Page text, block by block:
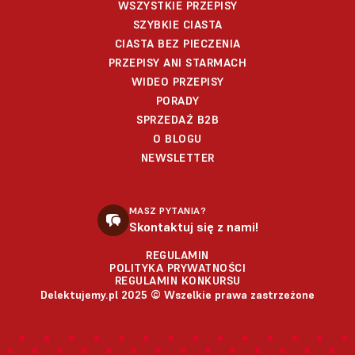
WSZYSTKIE PRZEPISY
SZYBKIE CIASTA
CIASTA BEZ PIECZENIA
PRZEPISY ANI STARMACH
WIDEO PRZEPISY
PORADY
SPRZEDAŻ B2B
O BLOGU
NEWSLETTER
MASZ PYTANIA?
Skontaktuj się z nami!
REGULAMIN
POLITYKA PRYWATNOŚCI
REGULAMIN KONKURSU
Delektujemy.pl 2025 © Wszelkie prawa zastrzeżone